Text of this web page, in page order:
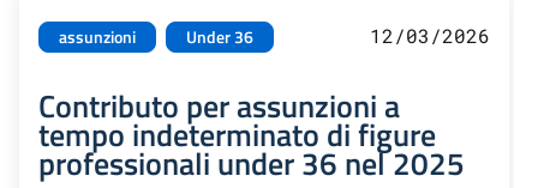
assunzioni Under 36 12/03/2026
Contributo per assunzioni a
tempo indeterminato di figure
professionali under 36 nel 2025